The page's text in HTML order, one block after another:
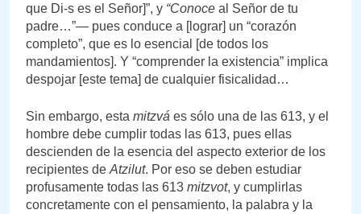
que Di-s es el Señor]”, y “Conoce al Señor de tu
padre…”— pues conduce a [lograr] un “corazón
completo”, que es lo esencial [de todos los
mandamientos]. Y “comprender la existencia” implica
despojar [este tema] de cualquier fisicalidad…
Sin embargo, esta mitzvá es sólo una de las 613, y el
hombre debe cumplir todas las 613, pues ellas
descienden de la esencia del aspecto exterior de los
recipientes de Atzilut. Por eso se deben estudiar
profusamente todas las 613 mitzvot, y cumplirlas
concretamente con el pensamiento, la palabra y la